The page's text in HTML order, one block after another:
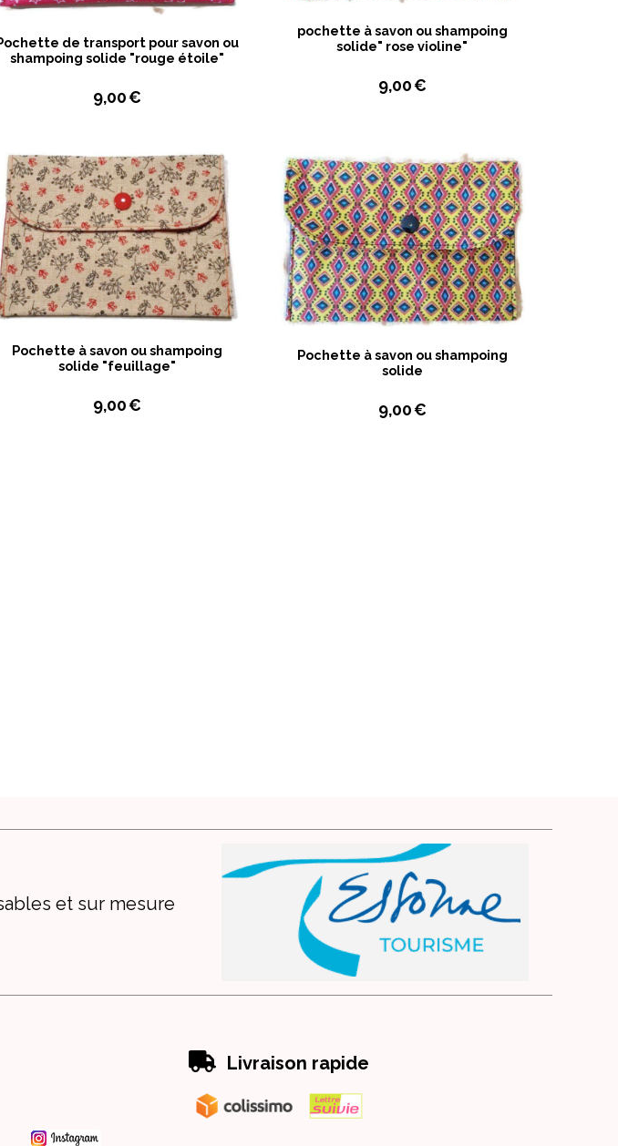
de transport pour savon ou
shampoing solide "rouge étoile"
9,00€
pochette à savon ou shampoing
solide" rose violine"
9,00€
Pochette à savon ou shampoing
solide "feuillage"
9,00€
Pochette à savon ou shampoing
solide
9,00€
et sur mesure
 Livraison rapide